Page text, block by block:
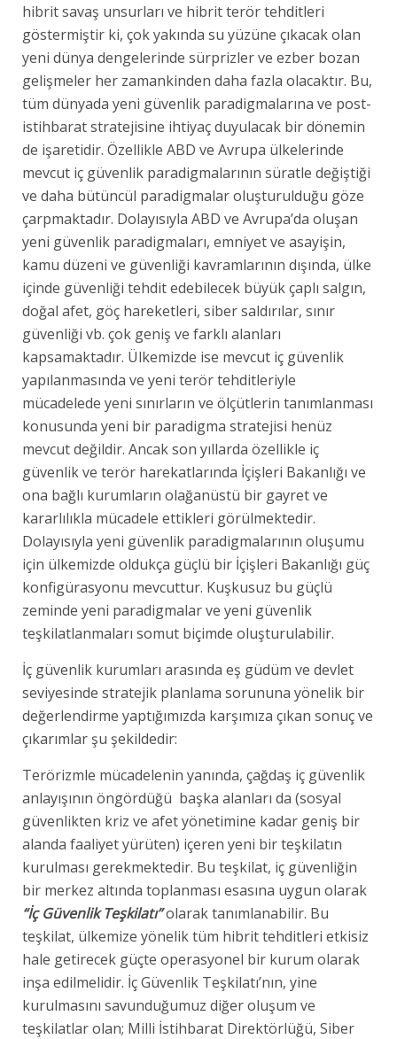
hibrit savaş unsurları ve hibrit terör tehditleri
göstermiştir ki, çok yakında su yüzüne çıkacak olan
yeni dünya dengelerinde sürprizler ve ezber bozan
gelişmeler her zamankinden daha fazla olacaktır. Bu,
tüm dünyada yeni güvenlik paradigmalarına ve post-
istihbarat stratejisine ihtiyaç duyulacak bir dönemin
de işaretidir. Özellikle ABD ve Avrupa ülkelerinde
mevcut iç güvenlik paradigmalarının süratle değiştiği
ve daha bütüncül paradigmalar oluşturulduğu göze
çarpmaktadır. Dolayısıyla ABD ve Avrupa’da oluşan
yeni güvenlik paradigmaları, emniyet ve asayişin,
kamu düzeni ve güvenliği kavramlarının dışında, ülke
içinde güvenliği tehdit edebilecek büyük çaplı salgın,
doğal afet, göç hareketleri, siber saldırılar, sınır
güvenliği vb. çok geniş ve farklı alanları
kapsamaktadır. Ülkemizde ise mevcut iç güvenlik
yapılanmasında ve yeni terör tehditleriyle
mücadelede yeni sınırların ve ölçütlerin tanımlanması
konusunda yeni bir paradigma stratejisi henüz
mevcut değildir. Ancak son yıllarda özellikle iç
güvenlik ve terör harekatlarında İçişleri Bakanlığı ve
ona bağlı kurumların olağanüstü bir gayret ve
kararlılıkla mücadele ettikleri görülmektedir.
Dolayısıyla yeni güvenlik paradigmalarının oluşumu
için ülkemizde oldukça güçlü bir İçişleri Bakanlığı güç
konfigürasyonu mevcuttur. Kuşkusuz bu güçlü
zeminde yeni paradigmalar ve yeni güvenlik
teşkilatlanmaları somut biçimde oluşturulabilir.
İç güvenlik kurumları arasında eş güdüm ve devlet
seviyesinde stratejik planlama sorununa yönelik bir
değerlendirme yaptığımızda karşımıza çıkan sonuç ve
çıkarımlar şu şekildedir:
Terörizmle mücadelenin yanında, çağdaş iç güvenlik
anlayışının öngördüğü başka alanları da (sosyal
güvenlikten kriz ve afet yönetimine kadar geniş bir
alanda faaliyet yürüten) içeren yeni bir teşkilatın
kurulması gerekmektedir. Bu teşkilat, iç güvenliğin
bir merkez altında toplanması esasına uygun olarak
“İç Güvenlik Teşkilatı”olarak tanımlanabilir. Bu
teşkilat, ülkemize yönelik tüm hibrit tehditleri etkisiz
hale getirecek güçte operasyonel bir kurum olarak
inşa edilmelidir. İç Güvenlik Teşkilatı’nın, yine
kurulmasını savunduğumuz diğer oluşum ve
teşkilatlar olan; Milli İstihbarat Direktörlüğü, Siber